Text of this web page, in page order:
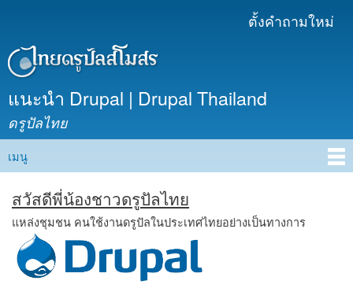
เนื้อหา
ตั้งคำถามใหม่
แนะนำ Drupal | Drupal Thailand
ดรูปัลไทย
Main menu
เมนู
สวัสดีพี่น้องชาวดรูปัลไทย
แหล่งชุมชน คนใช้งานดรูปัลในประเทศไทยอย่างเป็นทางการ